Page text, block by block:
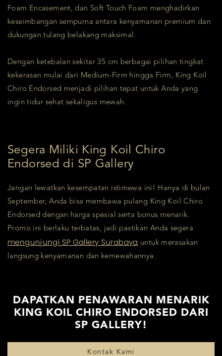
Foam Encasement, dan Soft Touch Foam menghadirkan
keseimbangan sempurna antara kenyamanan premium dan
dukungan tulang belakang maksimal.
Dengan ketebalan sekitar 35 cm berbagai pilihan tingkat
kekerasan mulai dari Medium-Firm hingga Firm, King Koil
Chiro Endorsed menjadi pilihan tepat untuk Anda yang
ingin tidur sehat sekaligus mewah.
Segera Miliki King Koil Chiro
Endorsed di SP Gallery
Jangan lewatkan kesempatan istimewa ini! Hanya di bulan
September, Anda bisa membawa pulang King Koil Chiro
Endorsed dengan harga spesial serta bonus menarik.
Promo ini berlaku terbatas, jadi pastikan Anda segera
mengunjungi SP Gallery Surabaya untuk merasakan
langsung kenyamanan dan kemewahannya.
DAPATKAN PENAWARAN MENARIK
KING KOIL CHIRO ENDORSED DARI
SP GALLERY!
Kontak Kami